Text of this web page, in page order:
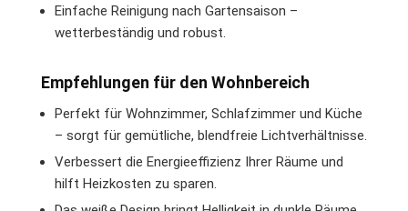
Einfache Reinigung nach Gartensaison –
wetterbeständig und robust.
Empfehlungen für den Wohnbereich
Perfekt für Wohnzimmer, Schlafzimmer und Küche
– sorgt für gemütliche, blendfreie Lichtverhältnisse.
Verbessert die Energieeffizienz Ihrer Räume und
hilft Heizkosten zu sparen.